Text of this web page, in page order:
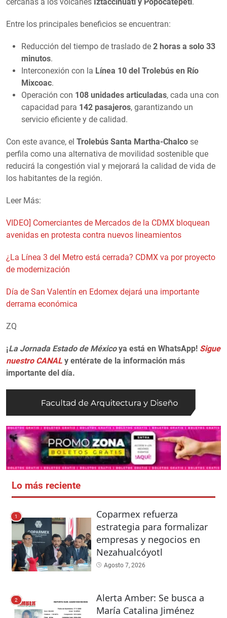
Entre los principales beneficios se encuentran:
Reducción del tiempo de traslado de 2 horas a solo 33
minutos.
Interconexión con la Línea 10 del Trolebús en Río
Mixcoac.
Operación con 108 unidades articuladas, cada una con
capacidad para 142 pasajeros, garantizando un
servicio eficiente y de calidad.
Con este avance, el Trolebús Santa Martha-Chalco se
perfila como una alternativa de movilidad sostenible que
reducirá la congestión vial y mejorará la calidad de vida de
los habitantes de la región.
Leer Más:
VIDEO] Comerciantes de Mercados de la CDMX bloquean
avenidas en protesta contra nuevos lineamientos
¿La Línea 3 del Metro está cerrada? CDMX va por proyecto
de modernización
Día de San Valentín en Edomex dejará una importante
derrama económica
ZQ
¡La Jornada Estado de Méxicoya está en WhatsApp! Sigue
nuestro CANAL y entérate de la información más
importante del día.
Lo más reciente
1
Coparmex refuerza
estrategia para formalizar
empresas y negocios en
Nezahualcóyotl
Agosto 7, 2026
2
Alerta Amber: Se busca a
María Catalina Jiménez